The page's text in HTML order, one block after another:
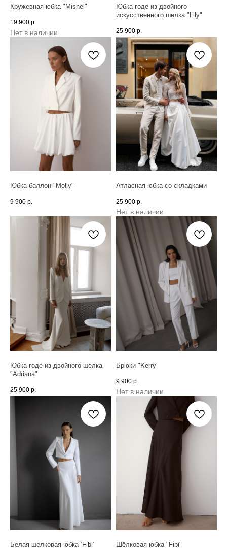
Кружевная юбка "Mishel"
19 900 р.
Нет в наличии
Юбка годе из двойного
искусственного шелка "Lily"
25 900 р.
Юбка баллон "Molly"
9 900 р.
Атласная юбка со складками
25 900 р.
Нет в наличии
Юбка годе из двойного шелка
"Adriana"
25 900 р.
Брюки "Kerry"
9 900 р.
Нет в наличии
Белая шелковая юбка ‘Fibi’ Шёлковая юбка "Fibi"